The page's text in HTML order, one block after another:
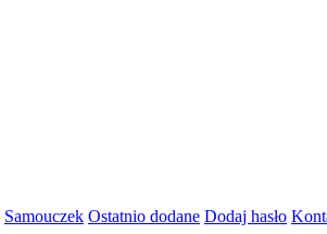
Samouczek Ostatnio dodane Dodaj hasło